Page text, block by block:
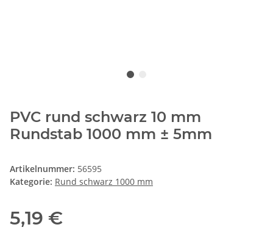
PVC rund schwarz 10 mm
Rundstab 1000 mm ± 5mm
Artikelnummer: 56595
Kategorie: Rund schwarz 1000 mm
5,19 €